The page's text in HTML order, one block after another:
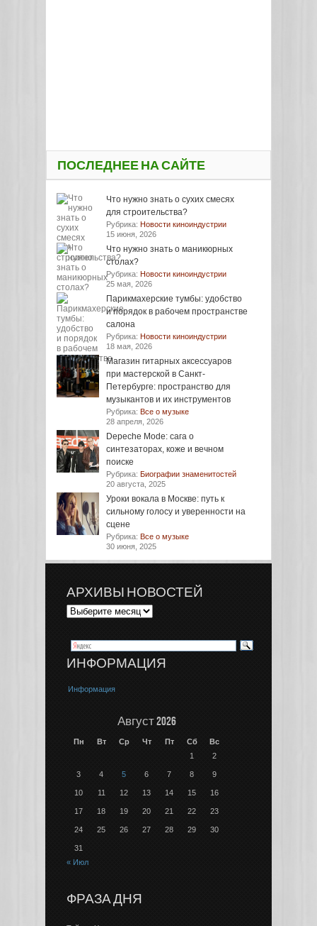
ПОСЛЕДНЕЕ НА САЙТЕ
Что нужно знать о сухих смесях
для строительства?
Рубрика: Новости киноиндустрии
15 июня, 2026
Что нужно знать о маникюрных
столах?
Рубрика: Новости киноиндустрии
25 мая, 2026
Парикмахерские тумбы: удобство
и порядок в рабочем пространстве
салона
Рубрика: Новости киноиндустрии
18 мая, 2026
Магазин гитарных аксессуаров
при мастерской в Санкт-
Петербурге: пространство для
музыкантов и их инструментов
Рубрика: Все о музыке
28 апреля, 2026
Depeche Mode: сага о
синтезаторах, коже и вечном
поиске
Рубрика: Биографии знаменитостей
20 августа, 2025
Уроки вокала в Москве: путь к
сильному голосу и уверенности на
сцене
Рубрика: Все о музыке
30 июня, 2025
АРХИВЫ НОВОСТЕЙ
ИНФОРМАЦИЯ
Информация
Август 2026
Пн Вт Ср Чт Пт Сб
Вс
1
2
3 4 5 6 7 8 9
10 11 12 13 14 15 16
17 18 19 20 21 22 23
24 25 26 27 28 29 30
31
« Июл
ФРАЗА ДНЯ